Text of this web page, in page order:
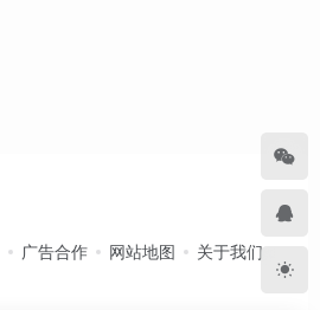
广告合作 网站地图 关于我们